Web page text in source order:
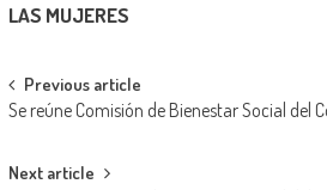
LAS MUJERES
Post
navigation
Previous article
Se reúne Comisión de Bienestar Social del
Next article